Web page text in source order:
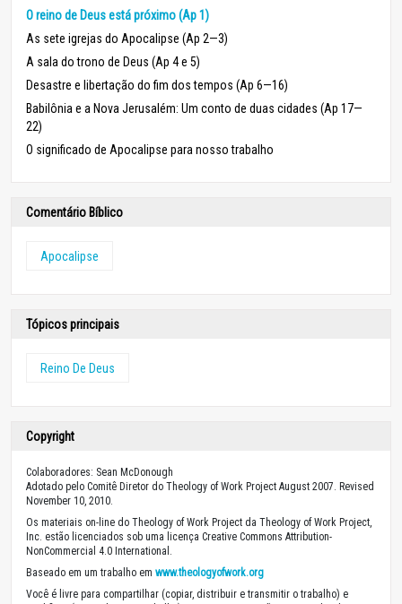
O reino de Deus está próximo (Ap 1)
As sete igrejas do Apocalipse (Ap 2—3)
A sala do trono de Deus (Ap 4 e 5)
Desastre e libertação do fim dos tempos (Ap 6—16)
Babilônia e a Nova Jerusalém: Um conto de duas cidades (Ap 17—
22)
O significado de Apocalipse para nosso trabalho
Comentário Bíblico
Apocalipse
Tópicos principais
Reino De Deus
Copyright
Colaboradores: Sean McDonough
Adotado pelo Comitê Diretor do Theology of Work Project August 2007. Revised
November 10, 2010.
Os materiais on-line do Theology of Work Project da Theology of Work Project,
Inc. estão licenciados sob uma licença Creative Commons Attribution-
NonCommercial 4.0 International.
Baseado em um trabalho em www.theologyofwork.org
Você é livre para compartilhar (copiar, distribuir e transmitir o trabalho) e